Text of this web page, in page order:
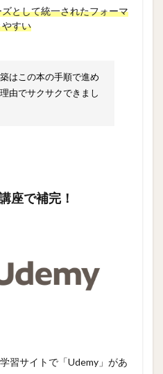
として統一されたフォーマ
すい
はこの本の手順で進め
由でサクサクできまし
座で補完！
習サイトで「Udemy」があ